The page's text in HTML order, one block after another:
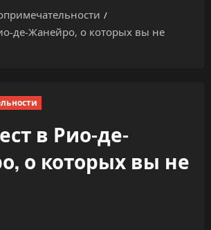
де-Жанейро, о которых вы не
в Рио-де-
о которых вы не